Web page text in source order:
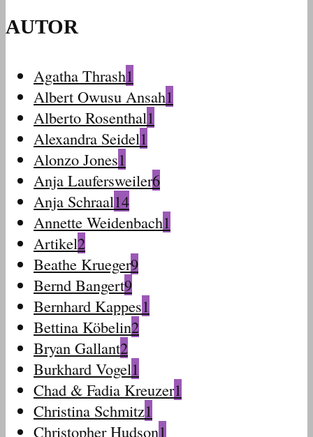
AUTOR
Agatha Thrash1
Albert Owusu Ansah1
Alberto Rosenthal1
Alexandra Seidel1
Alonzo Jones1
Anja Laufersweiler6
Anja Schraal14
Annette Weidenbach1
Artikel2
Beathe Krueger9
Bernd Bangert9
Bernhard Kappes1
Bettina Köbelin2
Bryan Gallant2
Burkhard Vogel1
Chad & Fadia Kreuzer1
Christina Schmitz1
Christopher Hudson1